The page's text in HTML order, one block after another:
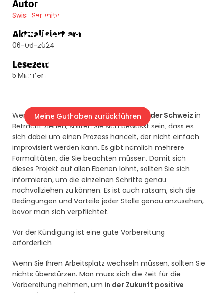
Jobwechsel in der
Schweiz: Was sind
die wichtigsten
Schritte?
Meine Guthaben zurückführen
Autor
Swiss Serenity
Aktualisiert am
06-06-2024
Lesezeit
5 Minuten
Wenn Sie einenArbeitsplatzwechsel in der Schweiz in
Betracht ziehen, sollten Sie sich bewusst sein, dass es
sich dabei um einen Prozess handelt, der nicht einfach
improvisiert werden kann. Es gibt nämlich mehrere
Formalitäten, die Sie beachten müssen. Damit sich
dieses Projekt auf allen Ebenen lohnt, sollten Sie sich
informieren, um die einzelnen Schritte genau
nachvollziehen zu können. Es ist auch ratsam, sich die
Bedingungen und Vorteile jeder Stelle genau anzusehen,
bevor man sich verpflichtet.
Vor der Kündigung ist eine gute Vorbereitung
erforderlich
Wenn Sie Ihren Arbeitsplatz wechseln müssen, sollten Sie
nichts überstürzen. Man muss sich die Zeit für die
Vorbereitung nehmen, um in der Zukunft positive